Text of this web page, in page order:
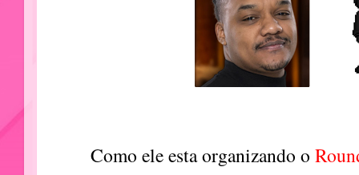
Como ele esta organizando o